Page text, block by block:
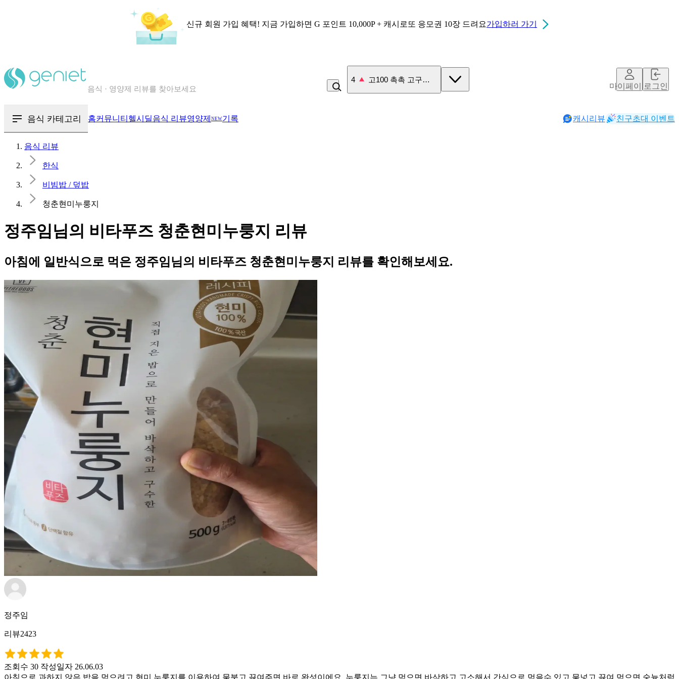
신규 회원 가입 혜택! 지금 가입하면 G 포인트 10,000P + 캐시로또 응모권 10장 드려요가입하러 가기
음식 · 영양제 리뷰를 찾아보세요
4 고100 촉촉 고구마 스틱
마이페이지로그인
음식 카테고리 홈커뮤니티 헬시딜음식 리뷰영양제 NEW기록 캐시리뷰 친구초대 이벤트
음식 리뷰
한식
비빔밥 / 덮밥
청춘현미누룽지
정주임님의 비타푸즈 청춘현미누룽지 리뷰
아침에 일반식으로 먹은 정주임님의 비타푸즈 청춘현미누룽지 리뷰를 확인해보세요.
정주임
리뷰2423
조회수 30 작성일자 26.06.03
아침으로 과하지 않은 밥을 먹으려고 현미 누룽지를 이용하여 물붓고 끓여주면 바로 완성이에요. 누룽지는 그냥 먹으면 바삭하고 고소해서 간식으로 먹을수 있고 물넣고 끓여 먹으면 숭늉처럼